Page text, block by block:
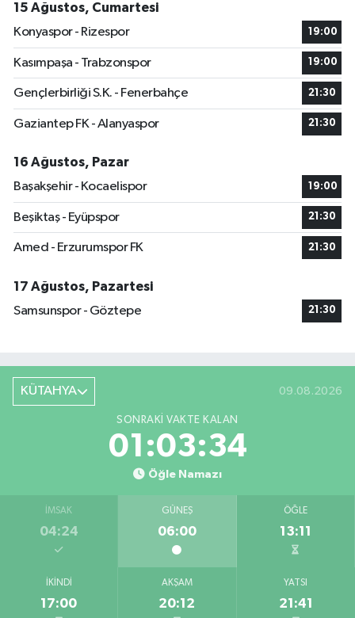
15 Ağustos, Cumartesi
Konyaspor - Rizespor
19:00
Kasımpaşa - Trabzonspor 19:00
Gençlerbirliği S.K. - Fenerbahçe 21:30
Gaziantep FK - Alanyaspor 21:30
16 Ağustos, Pazar
Başakşehir - Kocaelispor
19:00
Beşiktaş - Eyüpspor 21:30
Amed - Erzurumspor FK 21:30
17 Ağustos, Pazartesi
Samsunspor - Göztepe
21:30
KÜTAHYA 09.08.2026
SONRAKI VAKTE KALAN
01:03:34
Öğle Namazı
İMSAK
04:24
GÜNEŞ
06:00
ÖĞLE
13:11
İKINDI
17:00
AKŞAM
20:12
YATSI
21:41